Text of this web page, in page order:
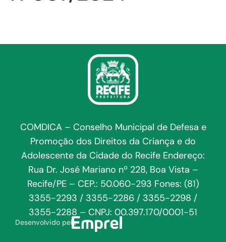
COMDICA – Conselho Municipal de Defesa e
Promoção dos Direitos da Criança e do
Adolescente da Cidade do Recife Endereço:
Rua Dr. José Mariano nº 228, Boa Vista –
Recife/PE – CEP.: 50.060-293 Fones: (81)
3355-2293 / 3355-2286 / 3355-2298 /
3355-2288 – CNPJ: 00.397.170/0001-51
Desenvolvido pela